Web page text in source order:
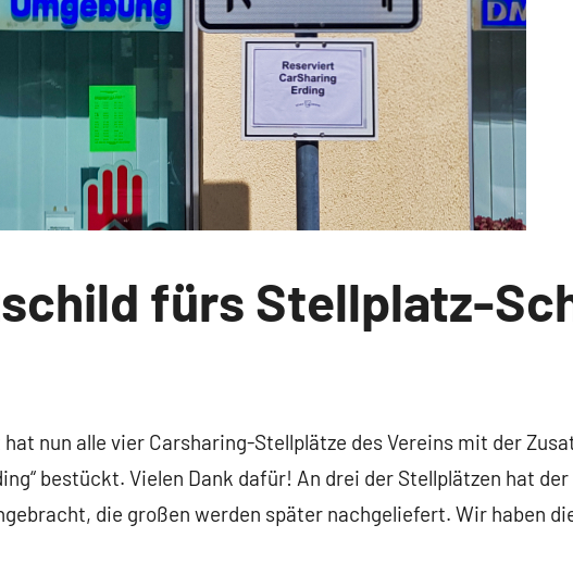
fürs Stellplatz-
nun alle vier Carsharing-Stellplätze des Vereins mit der
bestückt. Vielen Dank dafür! An drei der Stellplätzen hat
die großen werden später nachgeliefert. Wir haben